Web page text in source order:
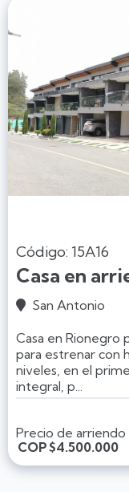
Código: 15A16
Casa en
 San Antonio
Casa en Rionegro
para estrenar con
niveles, en el
integral, p...
Precio de arriendo
COP$4.500.000